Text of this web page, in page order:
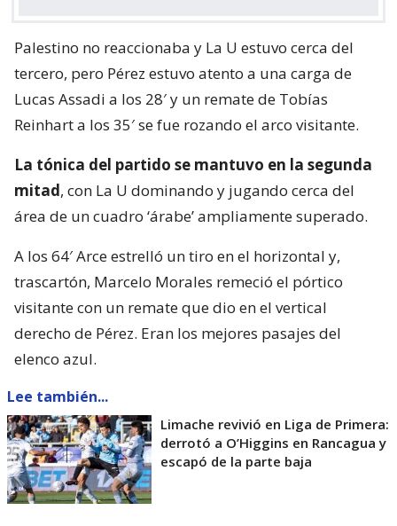
Palestino no reaccionaba y La U estuvo cerca del
tercero, pero Pérez estuvo atento a una carga de
Lucas Assadi a los 28′ y un remate de Tobías
Reinhart a los 35′ se fue rozando el arco visitante.
La tónica del partido se mantuvo en la segunda
mitad, con La U dominando y jugando cerca del
área de un cuadro ‘árabe’ ampliamente superado.
A los 64′ Arce estrelló un tiro en el horizontal y,
trascartón, Marcelo Morales remeció el pórtico
visitante con un remate que dio en el vertical
derecho de Pérez. Eran los mejores pasajes del
elenco azul.
Lee también...
Limache revivió en Liga de Primera:
derrotó a O’Higgins en Rancagua y
escapó de la parte baja